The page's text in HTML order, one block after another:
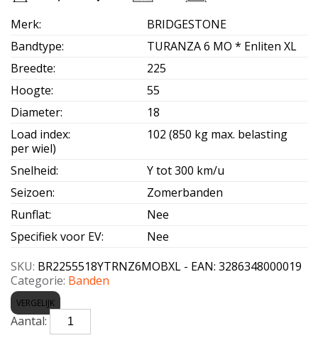
Merk:
BRIDGESTONE
Bandtype:
TURANZA 6 MO * Enliten XL
Breedte:
225
Hoogte:
55
Diameter:
18
Load index:
102 (850 kg max. belasting
per wiel)
Snelheid:
Y tot 300 km/u
Seizoen:
Zomerbanden
Runflat:
Nee
Specifiek voor EV:
Nee
SKU: BR2255518YTRNZ6MOBXL - EAN: 3286348000019
Categorie: Banden
VERGELIJK
BRIDGESTONE-
TURANZA